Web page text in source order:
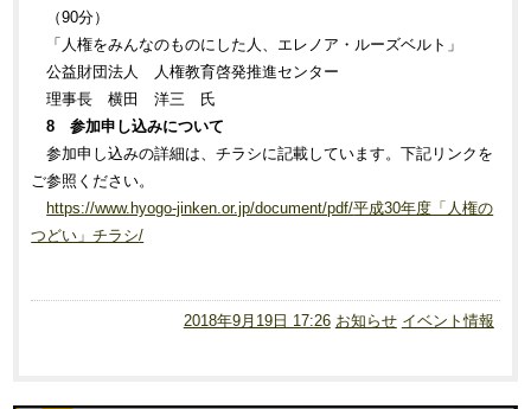
（90分）
「人権をみんなのものにした人、エレノア・ルーズベルト」
公益財団法人 人権教育啓発推進センター
理事長 横田 洋三 氏
8 参加申し込みについて
参加申し込みの詳細は、チラシに記載しています。下記リンクを
ご参照ください。
https://www.hyogo-jinken.or.jp/document/pdf/平成30年度「人権の
つどい」チラシ/
2018年9月19日 17:26 お知らせ イベント情報